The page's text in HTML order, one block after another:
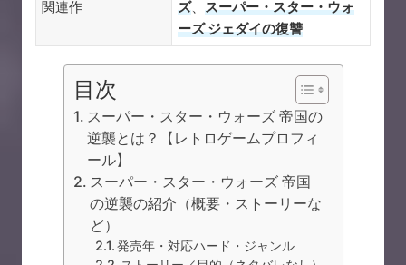
関連作
ズ、 スーパー・スター・ウォ
ーズ ジェダイの復讐
目次
スーパー・スター・ウォーズ 帝国の
逆襲とは？【レトロゲームプロフィ
ール】
スーパー・スター・ウォーズ 帝国
の逆襲の紹介（概要・ストーリーな
ど）
発売年・対応ハード・ジャンル